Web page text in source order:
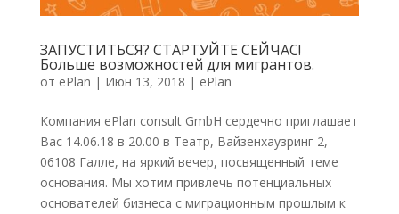
ЗАПУСТИТЬСЯ? СТАРТУЙТЕ СЕЙЧАС!
Больше возможностей для мигрантов.
от ePlan | Июн 13, 2018 | ePlan
Компания ePlan consult GmbH сердечно приглашает
Вас 14.06.18 в 20.00 в Театр, Вайзенхаузринг 2,
06108 Галле, на яркий вечер, посвященный теме
основания. Мы хотим привлечь потенциальных
основателей бизнеса с миграционным прошлым к